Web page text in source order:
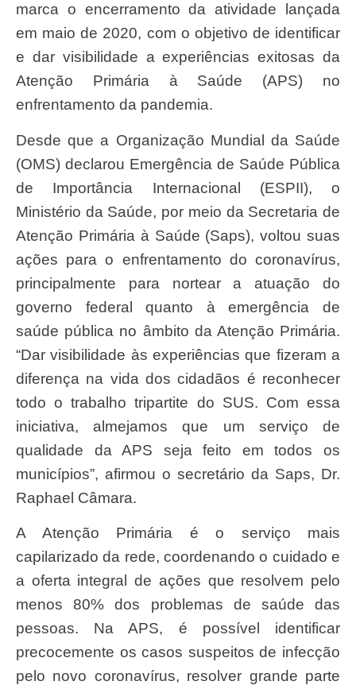
marca o encerramento da atividade lançada
em maio de 2020, com o objetivo de identificar
e dar visibilidade a experiências exitosas da
Atenção Primária à Saúde (APS) no
enfrentamento da pandemia.
Desde que a Organização Mundial da Saúde
(OMS) declarou Emergência de Saúde Pública
de Importância Internacional (ESPII), o
Ministério da Saúde, por meio da Secretaria de
Atenção Primária à Saúde (Saps), voltou suas
ações para o enfrentamento do coronavírus,
principalmente para nortear a atuação do
governo federal quanto à emergência de
saúde pública no âmbito da Atenção Primária.
“Dar visibilidade às experiências que fizeram a
diferença na vida dos cidadãos é reconhecer
todo o trabalho tripartite do SUS. Com essa
iniciativa, almejamos que um serviço de
qualidade da APS seja feito em todos os
municípios”, afirmou o secretário da Saps, Dr.
Raphael Câmara.
A Atenção Primária é o serviço mais
capilarizado da rede, coordenando o cuidado e
a oferta integral de ações que resolvem pelo
menos 80% dos problemas de saúde das
pessoas. Na APS, é possível identificar
precocemente os casos suspeitos de infecção
pelo novo coronavírus, resolver grande parte